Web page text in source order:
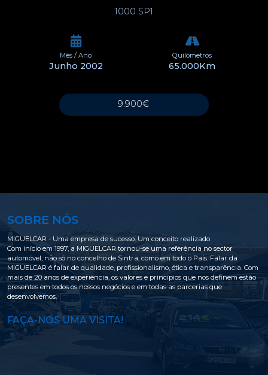
1000 SP1
Mês / Ano
Junho 2002
Quilómetros
65.000Km
9.900€
SOBRE NÓS
MIGUELCAR - Uma empresa de sucesso. Um conceito realizado.
Com início em 1997, a MIGUELCAR tornou-se uma referência no sector
automóvel, não só no concelho de Sintra, como em todo o País. Falar da
MIGUELCAR é falar de qualidade, profissionalismo, ética e transparência. Com
mais de 20 anos de experiência, os valores e princípios que nos definem estão
presentes em todos os nossos negócios e em todas as parcerias que
desenvolvemos.
FAÇA-NOS UMA VISITA!